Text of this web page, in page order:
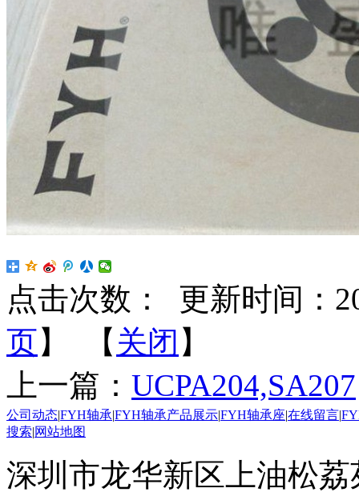
点击次数：
更新时间：
页】 【 关闭 】
上一篇： UCPA204,SA207
公司动态FYH轴承FYH轴承产品展示FYH轴承座 在线留言
搜索 网站地图
深圳市龙华新区上油松